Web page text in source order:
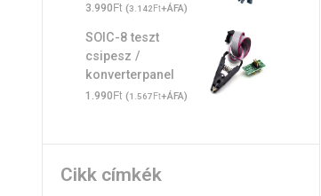
3.990Ft (3.142Ft+ÁFA)
SOIC-8 teszt
csipesz /
konverterpanel
1.990Ft (1.567Ft+ÁFA)
Cikk címkék